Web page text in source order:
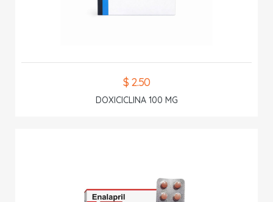
$ 2.50
DOXICICLINA 100 MG